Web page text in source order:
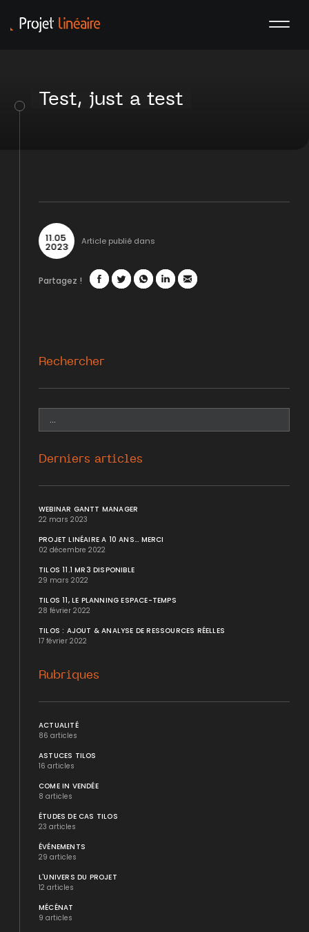
Test, just a test
11.05
2023 Article publié dans
Partagez !
Rechercher
Derniers articles
WEBINAR GANTT MANAGER
22 mars 2023
PROJET LINÉAIRE A 10 ANS... MERCI
02 décembre 2022
TILOS 11.1 MR3 DISPONIBLE
29 mars 2022
TILOS 11, LE PLANNING ESPACE-TEMPS
28 février 2022
TILOS : AJOUT & ANALYSE DE RESSOURCES RÉELLES
17 février 2022
Rubriques
ACTUALITÉ
86 articles
ASTUCES TILOS
16 articles
COME IN VENDÉE
8 articles
ÉTUDES DE CAS TILOS
23 articles
ÉVÉNEMENTS
29 articles
L'UNIVERS DU PROJET
12 articles
MÉCÉNAT
9 articles